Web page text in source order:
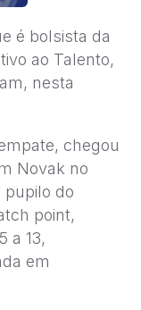
é bolsista da
ao Talento,
nesta
chegou
Novak no
pupilo do
point,
a 13,
em